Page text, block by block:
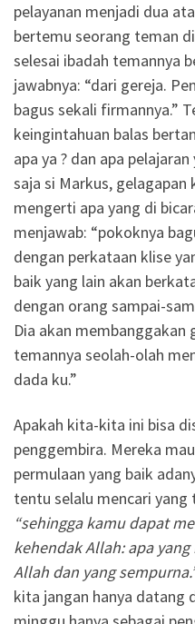
pelayanan menjadi dua
bertemu seorang teman
selesai ibadah temannya
jawabnya: “dari gereja.
bagus sekali firmannya.”
keingintahuan balas
apa ya ? dan apa
saja si Markus,
mengerti apa yang di
menjawab: “pokoknya
dengan perkataan klise
baik yang lain akan
dengan orang sampai-
Dia akan membanggakan
temannya seolah-olah
dada ku.”
Apakah kita-kita ini bisa
penggembira. Mereka
permulaan yang baik
tentu selalu mencari
“sehingga kamu dapat
kehendak Allah: apa
Allah dan yang
kita jangan hanya datang